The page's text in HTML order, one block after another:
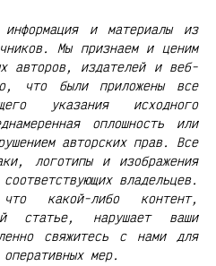
и материалы из
Мы признаем и ценим
авторов, издателей и веб-
что были приложены все
указания исходного
оплошность или
авторских прав. Все
логотипы и изображения
владельцев.
какой-либо контент,
статье, нарушает ваши
свяжитесь с нами для
мер.